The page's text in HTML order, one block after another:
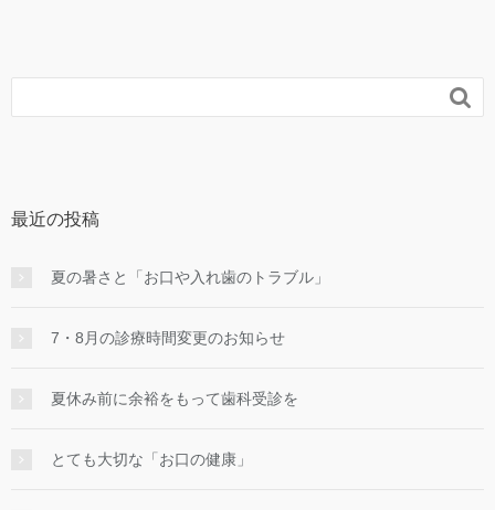

最近の投稿
夏の暑さと「お口や入れ歯のトラブル」
7・8月の診療時間変更のお知らせ
夏休み前に余裕をもって歯科受診を
とても大切な「お口の健康」